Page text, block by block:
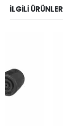
İLGILI ÜRÜNLER